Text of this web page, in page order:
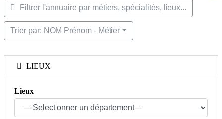
Filtrer l'annuaire par métiers, spécialités, lieux...
Trier par: NOM Prénom - Métier
LIEUX
Lieux